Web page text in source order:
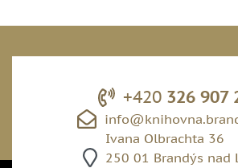
+420 326 907
Ivana Olbrachta 36
250 01 Brandýs nad